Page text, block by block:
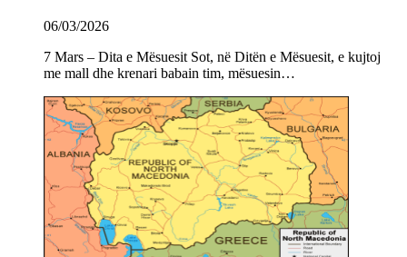
06/03/2026
7 Mars – Dita e Mësuesit Sot, në Ditën e Mësuesit, e kujtoj
me mall dhe krenari babain tim, mësuesin…